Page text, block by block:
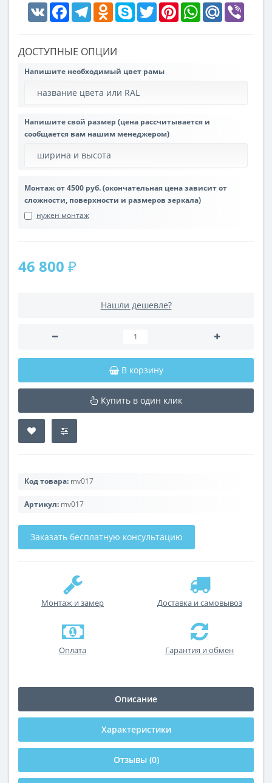
VK FacebookTelegramOdnoklassniki
Skype Twitter PinterestWhatsAppMail.Ru
ДОСТУПНЫЕ ОПЦИИ
Напишите необходимый цвет рамы
Напишите свой размер (цена рассчитывается и
сообщается вам нашим менеджером)
Монтаж от 4500 руб. (окончательная цена зависит от
сложности, поверхности и размеров зеркала)
нужен монтаж
46 800 ₽
Нашли дешевле?
В корзину
Купить в один клик
Код товара: mv017
Артикул: mv017
Заказать бесплатную консультацию
Монтаж и замер Доставка и самовывоз
Оплата Гарантия и обмен
Описание
Характеристики
Отзывы (0)